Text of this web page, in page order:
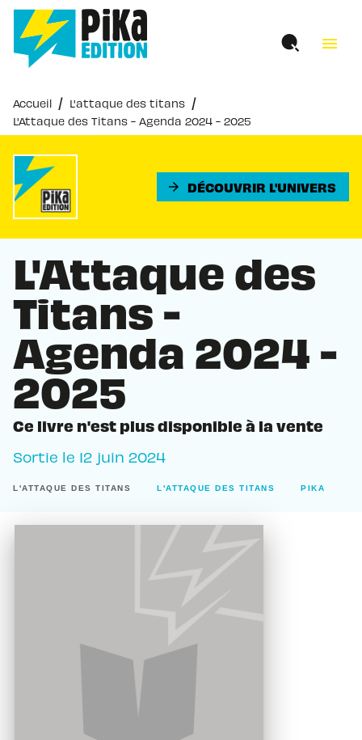
MENU RECHERCHE
PIED DE PAGE
menu
Accueil / L'attaque des titans /
L'Attaque des Titans - Agenda 2024 - 2025
arrow_forward DÉCOUVRIR L'UNIVERS
L'Attaque des
Titans -
Agenda 2024 -
2025
Ce livre n'est plus disponible à la vente
Sortie le 12 juin 2024
L'ATTAQUE DES TITANS L'ATTAQUE DES TITANS PIKA